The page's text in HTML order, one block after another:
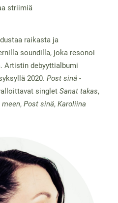
striimiä
raikasta ja
soundilla, joka resonoi
Artistin debyyttialbumi
2020. Post sinä-
singlet Sanat takas,
meen, Post sinä, Karoliina